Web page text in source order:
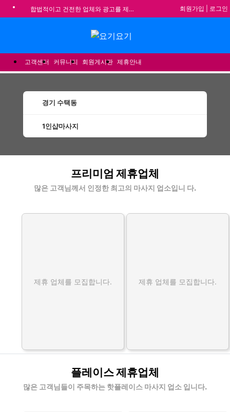
합법적이고 건전한 업체와 광고를 제휴합니다.
★ 요기요기 업체회원 안내사항 ★
불건전한 게시글은 삭제 및 회원탈퇴 됩니다.
회원가입 로그인
고객센터 커뮤니티 회원게시판 제휴안내
경기 수택동
1인샵마사지
프리미엄 제휴업체
많은 고객님께서 인정한 최고의 마사지 업소입니 다.
제휴 업체를 모집합니다. 제휴 업체를 모집합니다.
플레이스 제휴업체
많은 고객님들이 주목하는 핫플레이스 마사지 업소 입니다.